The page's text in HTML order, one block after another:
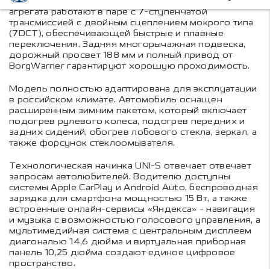
агрегата работают в паре с 7-ступенчатой
трансмиссией с двойным сцеплением мокрого типа
(7DCT), обеспечивающей быстрые и плавные
переключения. Задняя многорычажная подвеска,
дорожный просвет 188 мм и полный привод от
BorgWarner гарантируют хорошую проходимость.
Модель полностью адаптирована для эксплуатации
в российском климате. Автомобиль оснащен
расширенным зимним пакетом, который включает
подогрев рулевого колеса, подогрев передних и
задних сидений, обогрев лобового стекла, зеркал, а
также форсунок стеклоомывателя.
Технологическая начинка UNI-S отвечает отвечает
запросам автолюбителей. Водителю доступны
системы Apple CarPlay и Android Auto, беспроводная
зарядка для смартфона мощностью 15 Вт, а также
встроенные онлайн-сервисы «Яндекса» - навигация
и музыка с возможностью голосового управления, а
мультимедийная система с центральным дисплеем
диагональю 14,6 дюйма и виртуальная приборная
панель 10,25 дюйма создают единое цифровое
пространство.